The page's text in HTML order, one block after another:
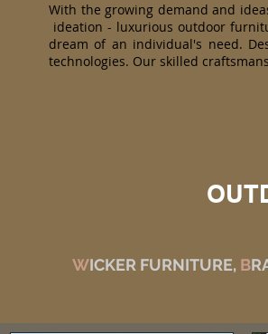
With the growing demand and
ideation - luxurious outdoor
dream of an individual's need.
technologies. Our skilled
WICKER FURNITURE, B